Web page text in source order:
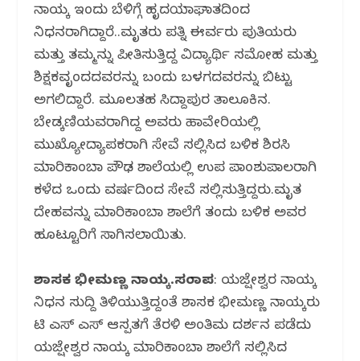
ನಾಯ್ಕ ಇಂದು ಬೆಳಿಗ್ಗೆ ಹೃದಯಾಘಾತದಿಂದ
ನಿಧನರಾಗಿದ್ದಾರೆ..ಮೃತರು ಪತ್ನಿ ಈರ್ವರು ಪುತ್ರಿಯರು
ಮತ್ತು ತಮ್ಮನ್ನು ಪ್ರೀತಿಸುತ್ತಿದ್ದ ವಿದ್ಯಾರ್ಥಿ ಸಮೋಹ ಮತ್ತು
ಶಿಕ್ಷಕವೃಂದದವರನ್ನು ಬಂದು ಬಳಗದವರನ್ನು ಬಿಟ್ಟು
ಅಗಲಿದ್ದಾರೆ. ಮೂಲತಹ ಸಿದ್ದಾಪುರ ತಾಲೂಕಿನ.
ಬೇಡ್ಕಣಿಯವರಾಗಿದ್ದ ಅವರು ಹಾವೇರಿಯಲ್ಲಿ
ಮುಖ್ಯೋದ್ಯಾಪಕರಾಗಿ ಸೇವೆ ಸಲ್ಲಿಸಿದ ಬಳಿಕ ಶಿರಸಿ
ಮಾರಿಕಾಂಬಾ ಪ್ರೌಢ ಶಾಲೆಯಲ್ಲಿ ಉಪ ಪ್ರಾಂಶುಪಾಲರಾಗಿ
ಕಳೆದ ಒಂದು ವರ್ಷದಿಂದ ಸೇವೆ ಸಲ್ಲಿಸುತ್ತಿದ್ದರು.ಮೃತ
ದೇಹವನ್ನು ಮಾರಿಕಾಂಬಾ ಶಾಲೆಗೆ ತಂದು ಬಳಿಕ ಅವರ
ಹೂಟ್ಟೂರಿಗೆ ಸಾಗಿಸಲಾಯಿತು.
ಶಾಸಕ ಭೀಮಣ್ಣ ನಾಯ್ಕ.ಸಂತಾಪ: ಯಜ್ಷೇಶ್ವರ ನಾಯ್ಕ
ನಿಧನ ಸುದ್ದಿ ತಿಳಿಯುತ್ತಿದ್ದಂತೆ ಶಾಸಕ ಭೀಮಣ್ಣ ನಾಯ್ಕರು
ಟಿ ಎಸ್ ಎಸ್ ಆಸ್ಪತ್ರಗೆ ತೆರಳಿ ಅಂತಿಮ ದರ್ಶನ ಪಡೆದು
ಯಜ್ಷೇಶ್ವರ ನಾಯ್ಕ ಮಾರಿಕಾಂಬಾ ಶಾಲೆಗೆ ಸಲ್ಲಿಸಿದ